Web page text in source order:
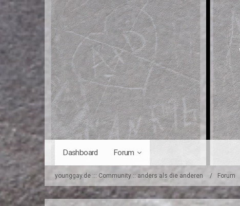
Dashboard Forum
younggay.de ::: Community :: anders als die anderen Forum